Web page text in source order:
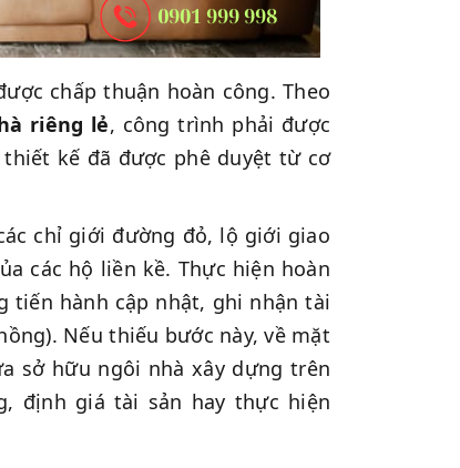
chấp thuận hoàn công. Theo
riêng lẻ, công trình phải được
kế đã được phê duyệt từ cơ
chỉ giới đường đỏ, lộ giới giao
các hộ liền kề. Thực hiện hoàn
tiến hành cập nhật, ghi nhận tài
Nếu thiếu bước này, về mặt
sở hữu ngôi nhà xây dựng trên
định giá tài sản hay thực hiện